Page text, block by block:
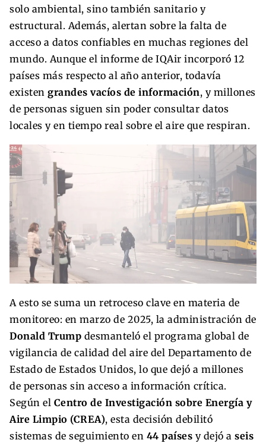
solo ambiental, sino también sanitario y
estructural. Además, alertan sobre la falta de
acceso a datos confiables en muchas regiones del
mundo. Aunque el informe de IQAir incorporó 12
países más respecto al año anterior, todavía
existen grandes vacíos de información, y millones
de personas siguen sin poder consultar datos
locales y en tiempo real sobre el aire que respiran.
A esto se suma un retroceso clave en materia de
monitoreo: en marzo de 2025, la administración de
Donald Trump desmanteló el programa global de
vigilancia de calidad del aire del Departamento de
Estado de Estados Unidos, lo que dejó a millones
de personas sin acceso a información crítica.
Según el Centro de Investigación sobre Energía y
Aire Limpio (CREA), esta decisión debilitó
sistemas de seguimiento en 44 países y dejó a seis